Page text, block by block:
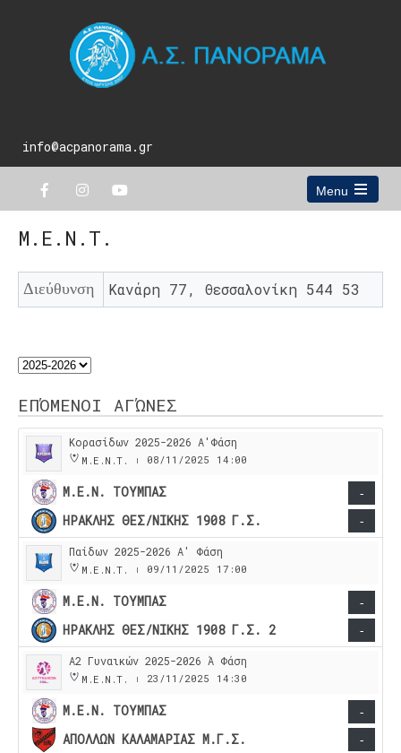
info@acpanorama.gr
Menu
Open
Μ.Ε.Ν.Τ.
Διεύθυνση Κανάρη 77, Θεσσαλονίκη 544 53
ΕΠΌΜΕΝΟΙ ΑΓΏΝΕΣ
Κορασίδων 2025-2026 Α'Φάση
Μ.Ε.Ν.Τ. | 08/11/2025 14:00
Μ.Ε.Ν. ΤΟΥΜΠΑΣ -
ΗΡΑΚΛΗΣ ΘΕΣ/ΝΙΚΗΣ 1908 Γ.Σ. -
Παίδων 2025-2026 Α' Φάση
Μ.Ε.Ν.Τ. | 09/11/2025 17:00
Μ.Ε.Ν. ΤΟΥΜΠΑΣ -
ΗΡΑΚΛΗΣ ΘΕΣ/ΝΙΚΗΣ 1908 Γ.Σ. 2 -
Α2 Γυναικών 2025-2026 Ά Φάση
Μ.Ε.Ν.Τ. | 23/11/2025 14:30
Μ.Ε.Ν. ΤΟΥΜΠΑΣ -
ΑΠΟΛΛΩΝ ΚΑΛΑΜΑΡΙΑΣ Μ.Γ.Σ. -